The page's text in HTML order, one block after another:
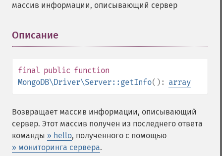
массив информации, описывающий сервер
Описание
final public function
MongoDB\Driver\Server::getInfo(): array
Возвращает массив информации, описывающий
сервер. Этот массив получен из последнего ответа
команды » hello, полученного с помощью
» мониторинга сервера.